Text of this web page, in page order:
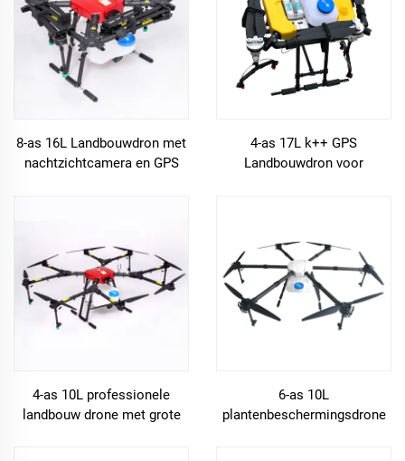
8-as 16L Landbouwdron met
nachtzichtcamera en GPS
4-as 17L k++ GPS
Landbouwdron voor
4-as 10L professionele
landbouw drone met grote
6-as 10L
plantenbeschermingsdrone